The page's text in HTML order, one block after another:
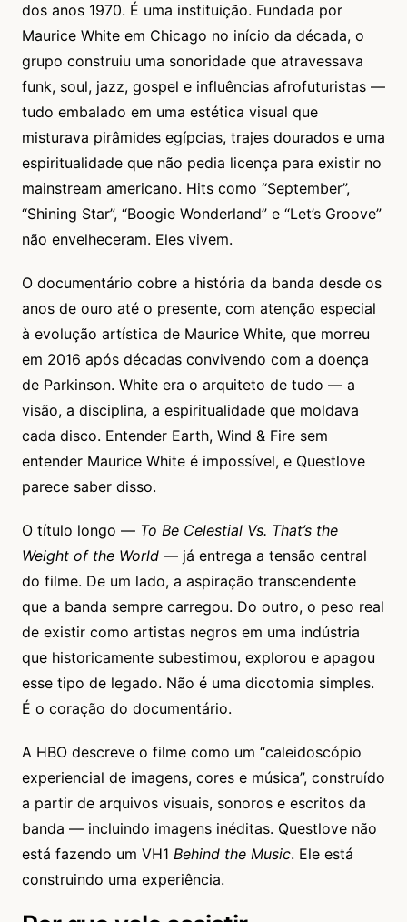
dos anos 1970. É uma instituição. Fundada por
Maurice White em Chicago no início da década, o
grupo construiu uma sonoridade que atravessava
funk, soul, jazz, gospel e influências afrofuturistas —
tudo embalado em uma estética visual que
misturava pirâmides egípcias, trajes dourados e uma
espiritualidade que não pedia licença para existir no
mainstream americano. Hits como “September”,
“Shining Star”, “Boogie Wonderland” e “Let’s Groove”
não envelheceram. Eles vivem.
O documentário cobre a história da banda desde os
anos de ouro até o presente, com atenção especial
à evolução artística de Maurice White, que morreu
em 2016 após décadas convivendo com a doença
de Parkinson. White era o arquiteto de tudo — a
visão, a disciplina, a espiritualidade que moldava
cada disco. Entender Earth, Wind & Fire sem
entender Maurice White é impossível, e Questlove
parece saber disso.
O título longo — To Be Celestial Vs. That’s the
Weight of the World — já entrega a tensão central
do filme. De um lado, a aspiração transcendente
que a banda sempre carregou. Do outro, o peso real
de existir como artistas negros em uma indústria
que historicamente subestimou, explorou e apagou
esse tipo de legado. Não é uma dicotomia simples.
É o coração do documentário.
A HBO descreve o filme como um “caleidoscópio
experiencial de imagens, cores e música”, construído
a partir de arquivos visuais, sonoros e escritos da
banda — incluindo imagens inéditas. Questlove não
está fazendo um VH1 Behind the Music. Ele está
construindo uma experiência.